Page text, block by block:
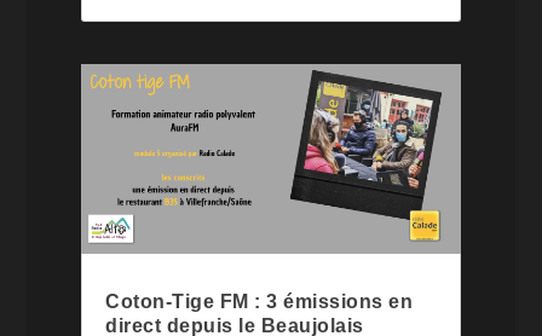
Coton-Tige FM : 3 émissions en
direct depuis le Beaujolais